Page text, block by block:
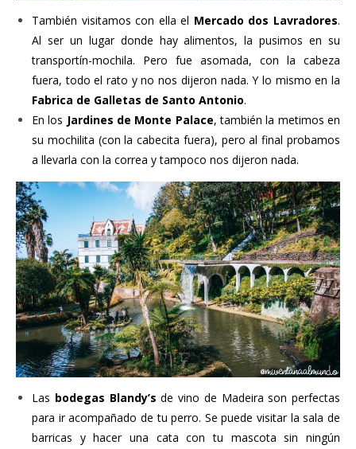
También visitamos con ella el Mercado dos Lavradores.
Al ser un lugar donde hay alimentos, la pusimos en su
transportín-mochila. Pero fue asomada, con la cabeza
fuera, todo el rato y no nos dijeron nada. Y lo mismo en la
Fabrica de Galletas de Santo Antonio.
En los Jardines de Monte Palace, también la metimos en
su mochilita (con la cabecita fuera), pero al final probamos
a llevarla con la correa y tampoco nos dijeron nada.
Las bodegas Blandy’s de vino de Madeira son perfectas
para ir acompañado de tu perro. Se puede visitar la sala de
barricas y hacer una cata con tu mascota sin ningún